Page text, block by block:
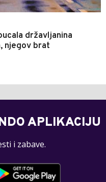
državljanina
njegov brat
APLIKACIJU
i zabave.